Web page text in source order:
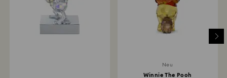
dauern und erfolgt über die Zahlungsmethode, die Sie
auch für Ihre Bestellung verwendet haben. Insgesamt
kann der Rücksende- und Erstattungsprozess bis zu
3–4 Wochen ab dem Versanddatum in Anspruch
Neu
Winnie The Pooh